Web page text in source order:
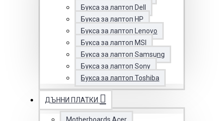
Букса за лаптоп Dell
Букса за лаптоп HP
Букса за лаптоп Lenovo
Букса за лаптоп MSI
Букса за лаптоп Samsung
Букса за лаптоп Sony
Букса за лаптоп Toshiba
ДЪННИ ПЛАТКИ